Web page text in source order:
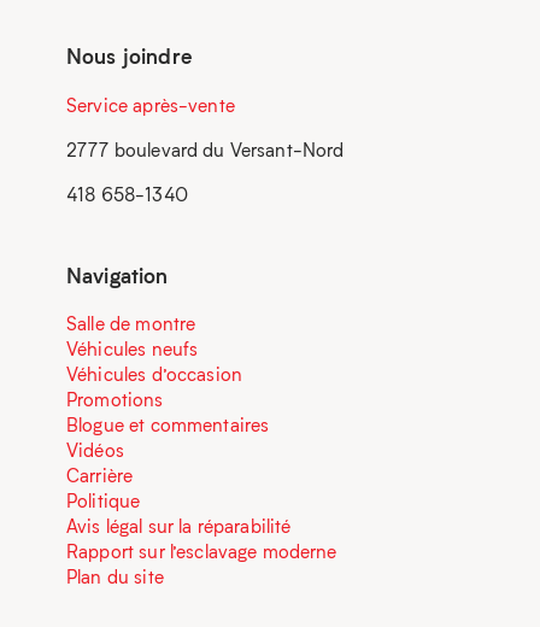
Nous joindre
Service après-vente
2777 boulevard du Versant-Nord
418 658-1340
Navigation
Salle de montre
Véhicules neufs
Véhicules d’occasion
Promotions
Blogue et commentaires
Vidéos
Carrière
Politique
Avis légal sur la réparabilité
Rapport sur l’esclavage moderne
Plan du site